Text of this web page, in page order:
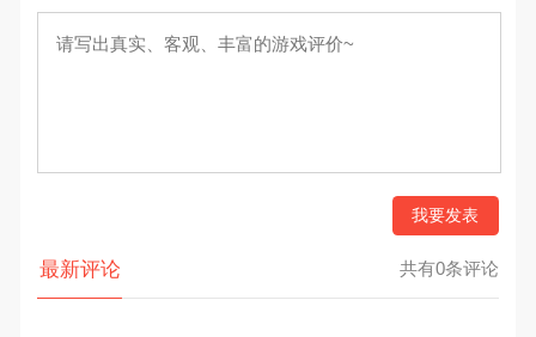
我要发表
最新评论 共有0条评论